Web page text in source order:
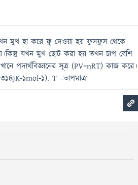
মুখ হা করে ফু দেওয়া হয় ফুসফুস থেকে
যখন মুখ ছোট করা হয় তখন চাপ বেশি
পদার্থবিজ্ঞানের সূত্র (PV=nRT) কাজ করে।
1mol-1). T =তাপমাত্রা